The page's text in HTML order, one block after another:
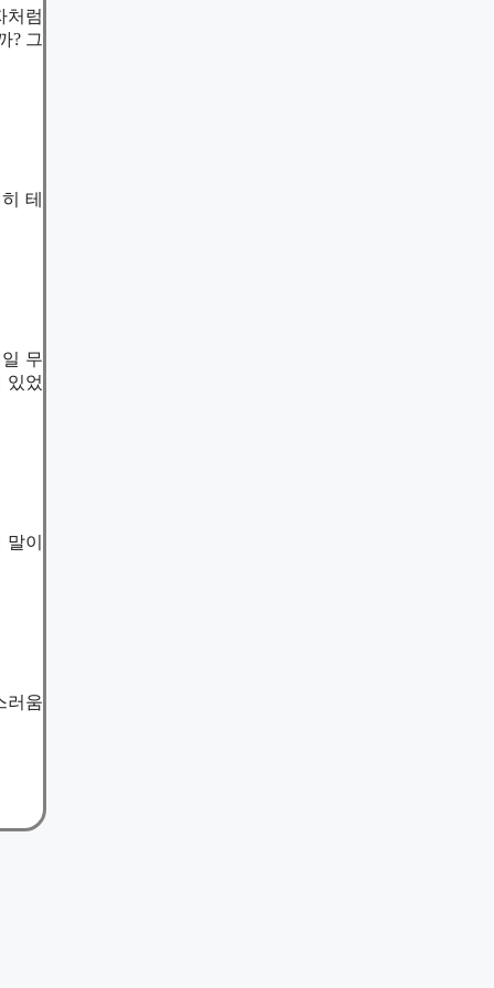
처럼
? 그
테
무
있었
이
러움